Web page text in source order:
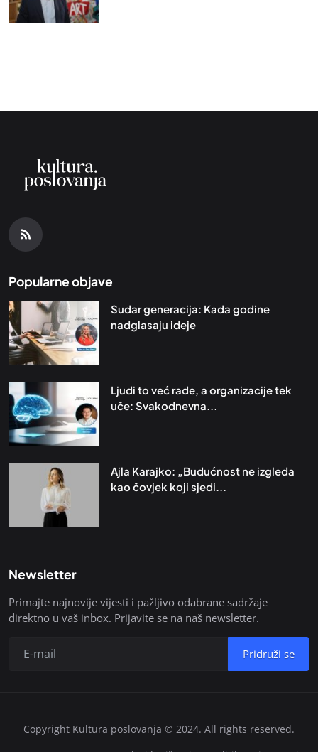
Popularne objave
Sudar generacija: Kada godine
nadglasaju ideje
Ljudi to već rade, a organizacije tek
uče: Svakodnevna...
Ajla Karajko: „Budućnost ne izgleda
kao čovjek koji sjedi...
Newsletter
Primajte najnovije vijesti i pažljivo odabrane sadržaje
direktno u vaš inbox. Prijavite se na naš newsletter.
Pridruži se
Copyright Kultura poslovanja © 2024. All rights reserved.